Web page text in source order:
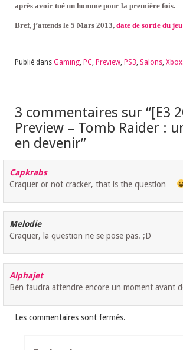
après avoir tué un homme pour la première fois.
Bref, j’attends le 5 Mars 2013, date de sortie du
Publié dans Gaming PC Preview PS3 Salons
3 commentaires sur “[E3
Preview – Tomb Raider :
en devenir”
Capkrabs
Craquer or not cracker, that is the question…
Melodie
Craquer, la question ne se pose pas. ;D
Alphajet
Ben faudra attendre encore un moment avant
Les commentaires sont fermés.